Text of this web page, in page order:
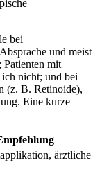
bei
und meist
Patienten mit
nicht; und bei
(z.‌ B. Retinoide),
Eine⁣ kurze​
ärztliche‌